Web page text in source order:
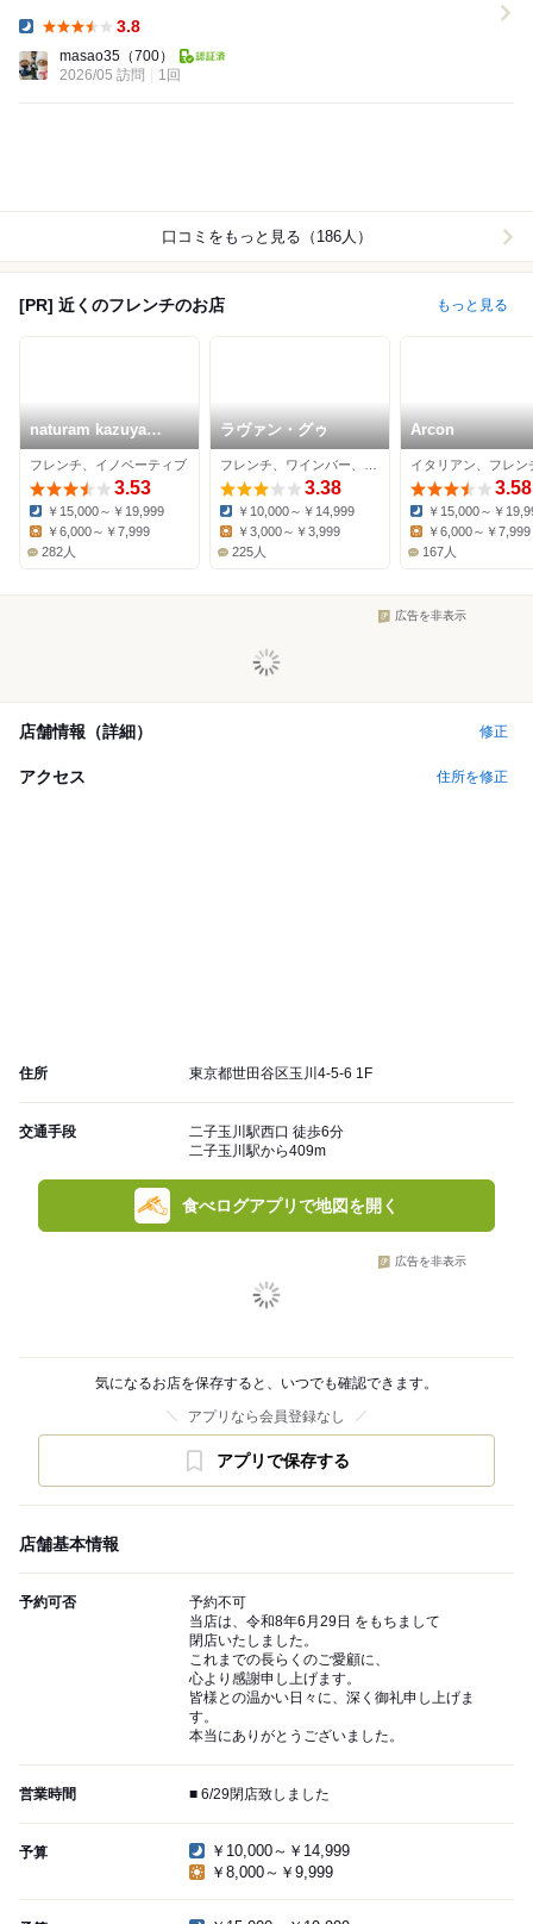
3.8
masao35 （700）
2026/05 訪問
1回
口コミをもっと見る（186人）
[PR] 近くのフレンチのお店 もっと見る
naturam kazuya
sugiura
フレンチ、イノベーティブ
3.53
Dinner:
￥15,000～￥19,999
￥6,000～￥7,999
282人
ラヴァン・グゥ
3.38
Dinner:
￥10,000～￥14,999
￥3,000～￥3,999
225人
Arcon
3.58
Dinner:
￥15,000～￥
￥6,000～￥7,999
167人
広告を非表示
店舗情報（詳細） 修正
アクセス 住所を修正
住所 東京都世田谷区玉川4-5-6 1F
交通手段
二子玉川駅西口 徒歩6分
二子玉川駅から409m
食べログアプリで地図を開く
広告を非表示
気になるお店を保存すると、いつでも確認できます。
アプリなら会員登録なし
アプリで保存する
店舗基本情報
予約可否
予約不可
当店は、令和8年6月29日 をもちまして
閉店いたしました。
これまでの長らくのご愛顧に、
心より感謝申し上げます。
皆様との温かい日々に、深く御礼申し上げま
す。
本当にありがとうございました。
営業時間 ■ 6/29閉店致しました
予算
￥10,000～￥14,999
￥8,000～￥9,999